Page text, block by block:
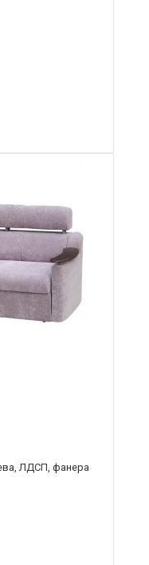
ЛДСП, фанера